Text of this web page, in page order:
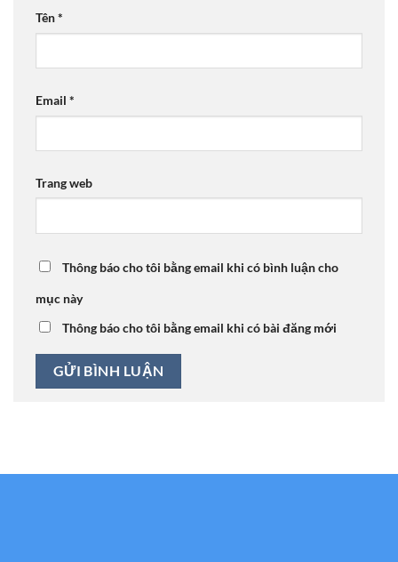
Tên*
Email *
Trang web
Thông báo cho tôi bằng email khi có bình luận cho
mục này
Thông báo cho tôi bằng email khi có bài đăng mới